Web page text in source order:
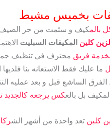
بخميس مشيط
بالمكيف و سئمت من حر الصيف
كلين المكيفات السبليت
فريق محترف في تنظيف
ما عليك فقط الاستعانه بنا
الساشع قبل و بعد عمليه
بل بالعكس يرجعه كالجديد
كلينتعد واحدة من أشهر الش